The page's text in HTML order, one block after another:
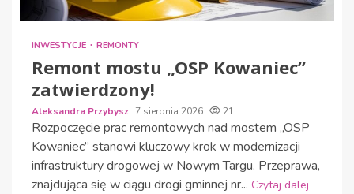
INWESTYCJE REMONTY
Remont mostu „OSP Kowaniec”
zatwierdzony!
Aleksandra Przybysz 7 sierpnia 2026 21
Rozpoczęcie prac remontowych nad mostem „OSP
Kowaniec” stanowi kluczowy krok w modernizacji
infrastruktury drogowej w Nowym Targu. Przeprawa,
znajdująca się w ciągu drogi gminnej nr... Czytaj dalej